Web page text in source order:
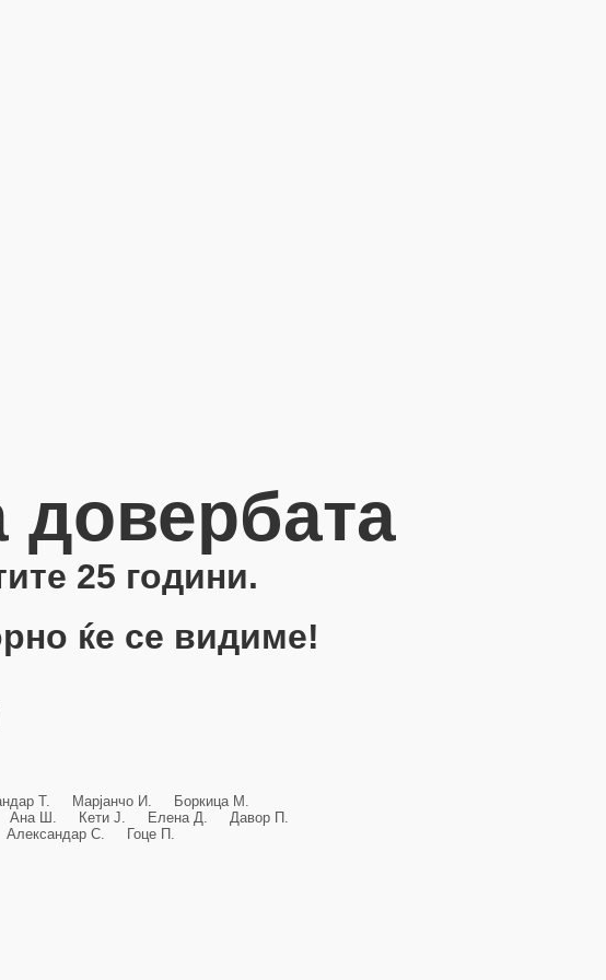
довербата
25 години.
ќе се видиме!
Т. Марјанчо И. Боркица М.
Ана Ш. Кети Ј. Елена Д. Давор П.
С. Гоце П.